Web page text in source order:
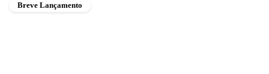
Breve Lançamento